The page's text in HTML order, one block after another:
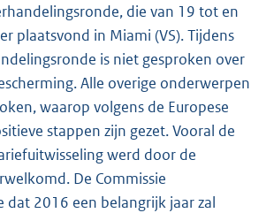
die van 19 tot en
plaatsvond in Miami (VS). Tijdens
is niet gesproken over
Alle overige onderwerpen
waarop volgens de Europese
stappen zijn gezet. Vooral de
werd door de
De Commissie
dat 2016 een belangrijk jaar zal